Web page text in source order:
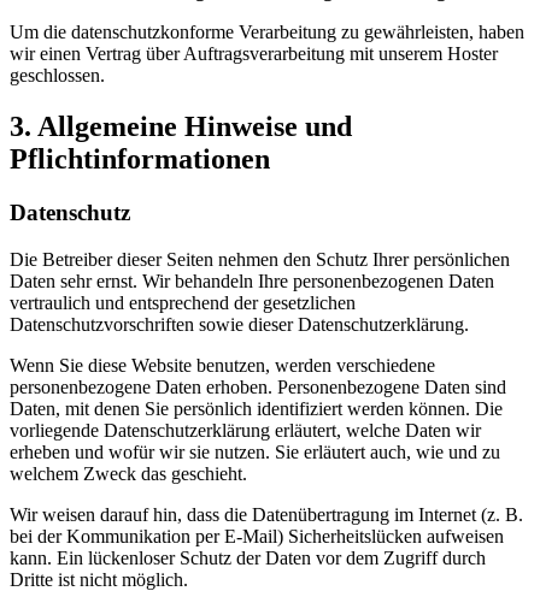
Um die datenschutzkonforme Verarbeitung zu gewährleisten, haben
wir einen Vertrag über Auftragsverarbeitung mit unserem Hoster
geschlossen.
3. Allgemeine Hinweise und
Pflichtinformationen
Datenschutz
Die Betreiber dieser Seiten nehmen den Schutz Ihrer persönlichen
Daten sehr ernst. Wir behandeln Ihre personenbezogenen Daten
vertraulich und entsprechend der gesetzlichen
Datenschutzvorschriften sowie dieser Datenschutzerklärung.
Wenn Sie diese Website benutzen, werden verschiedene
personenbezogene Daten erhoben. Personenbezogene Daten sind
Daten, mit denen Sie persönlich identifiziert werden können. Die
vorliegende Datenschutzerklärung erläutert, welche Daten wir
erheben und wofür wir sie nutzen. Sie erläutert auch, wie und zu
welchem Zweck das geschieht.
Wir weisen darauf hin, dass die Datenübertragung im Internet (z. B.
bei der Kommunikation per E-Mail) Sicherheitslücken aufweisen
kann. Ein lückenloser Schutz der Daten vor dem Zugriff durch
Dritte ist nicht möglich.